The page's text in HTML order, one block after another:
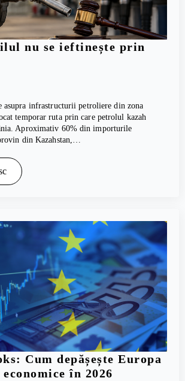
nu se ieftinește prin
asupra infrastructurii petroliere din zona
temporar ruta prin care petrolul kazah
Aproximativ 60% din importurile
din Kazahstan,…
Cum depășește Europa
în 2026